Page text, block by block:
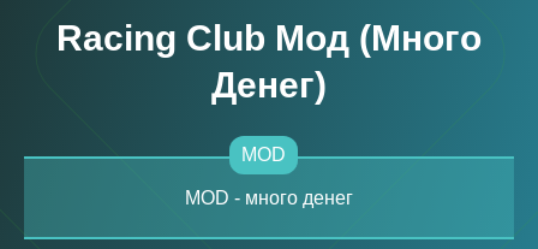
Racing Club Мод (Много
Денег)
MOD
MOD - много денег